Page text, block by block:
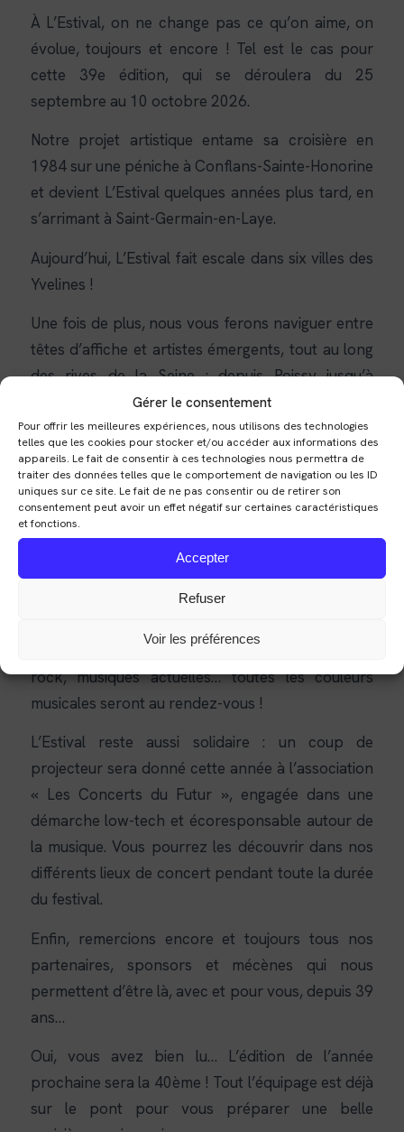
Gérer le consentement
Pour offrir les meilleures expériences, nous utilisons des technologies
telles que les cookies pour stocker et/ou accéder aux informations des
appareils. Le fait de consentir à ces technologies nous permettra de
traiter des données telles que le comportement de navigation ou les ID
uniques sur ce site. Le fait de ne pas consentir ou de retirer son
consentement peut avoir un effet négatif sur certaines caractéristiques
et fonctions.
Accepter
Refuser
Voir les préférences
À L’Estival, on ne change pas ce qu’on aime, on
évolue, toujours et encore ! Tel est le cas pour
cette 39e édition, qui se déroulera du 25
septembre au 10 octobre 2026.
Notre projet artistique entame sa croisière en
1984 sur une péniche à Conflans-Sainte-Honorine
et devient L’Estival quelques années plus tard, en
s’arrimant à Saint-Germain-en-Laye.
Aujourd’hui, L’Estival fait escale dans six villes des
Yvelines !
Une fois de plus, nous vous ferons naviguer entre
têtes d’affiche et artistes émergents, tout au long
des rives de la Seine : depuis Poissy jusqu’à
Conflans, en passant par Achères, Andrésy, et
cette année Carrières-sous-Poissy et Chanteloup-
les-Vignes !
Embarquez pour rencontrer nos artistes issus des
Yvelines, d’Île-de-France, de l’hexagone et de
Québec, Madagascar, Nouvelle-Écosse, Liban,
Algérie et Afrique francophone. Chacun offrira
enthousiasme : rap, jazz, chanson française, pop-
rock, musiques actuelles… toutes les couleurs
musicales seront au rendez-vous !
L’Estival reste aussi solidaire : un coup de
projecteur sera donné cette année à l’association
« Les Concerts du Futur », engagée dans une
démarche low-tech et écoresponsable autour de
la musique. Vous pourrez les découvrir dans nos
différents lieux de concert pendant toute la durée
du festival.
Enfin, remercions encore et toujours tous nos
partenaires, sponsors et mécènes qui nous
permettent d’être là, avec et pour vous, depuis 39
ans…
Oui, vous avez bien lu… L’édition de l’année
prochaine sera la 40ème ! Tout l’équipage est déjà
sur le pont pour vous préparer une belle